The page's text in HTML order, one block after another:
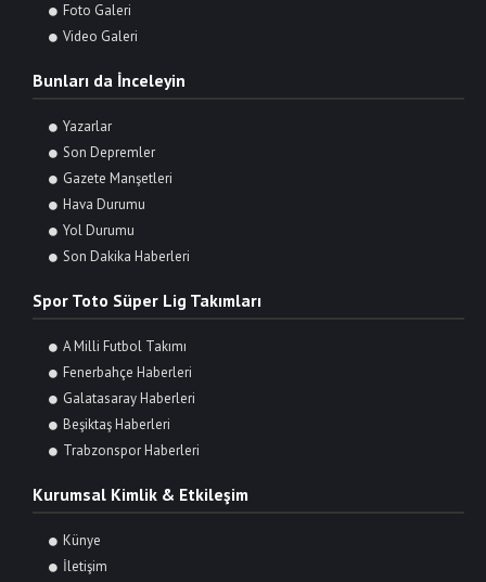
Foto Galeri
Video Galeri
Bunları da İnceleyin
Yazarlar
Son Depremler
Gazete Manşetleri
Hava Durumu
Yol Durumu
Son Dakika Haberleri
Spor Toto Süper Lig Takımları
A Milli Futbol Takımı
Fenerbahçe Haberleri
Galatasaray Haberleri
Beşiktaş Haberleri
Trabzonspor Haberleri
Kurumsal Kimlik & Etkileşim
Künye
İletişim